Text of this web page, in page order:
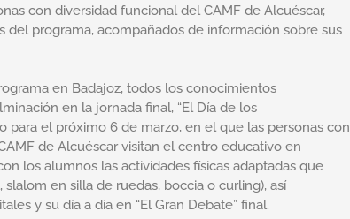
con diversidad funcional del CAMF de Alcuéscar,
del programa, acompañados de información sobre sus
en Badajoz, todos los conocimientos
en la jornada final, “El Día de los
para el próximo 6 de marzo, en el que las personas con
de Alcuéscar visitan el centro educativo en
los alumnos las actividades físicas adaptadas que
en silla de ruedas, boccia o curling), así
y su día a día en “El Gran Debate” final.